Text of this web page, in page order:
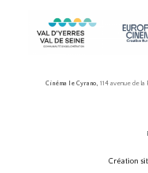
Cinéma le Cyrano, 114 avenue de la
Création